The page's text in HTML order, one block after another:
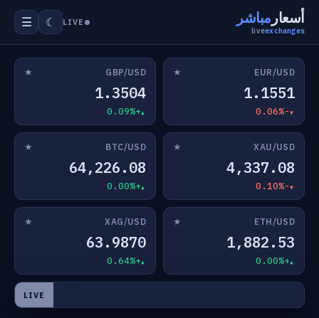
أسعار مباشر
liveexchanges
LIVE
☾
☰
EUR/USD
★
1.1551
-0.06%
GBP/USD
★
1.3504
+0.09%
XAU/USD
★
4,337.08
-0.10%
BTC/USD
★
64,226.08
+0.00%
ETH/USD
★
1,882.53
+0.00%
XAG/USD
★
63.9870
+0.64%
LIVE